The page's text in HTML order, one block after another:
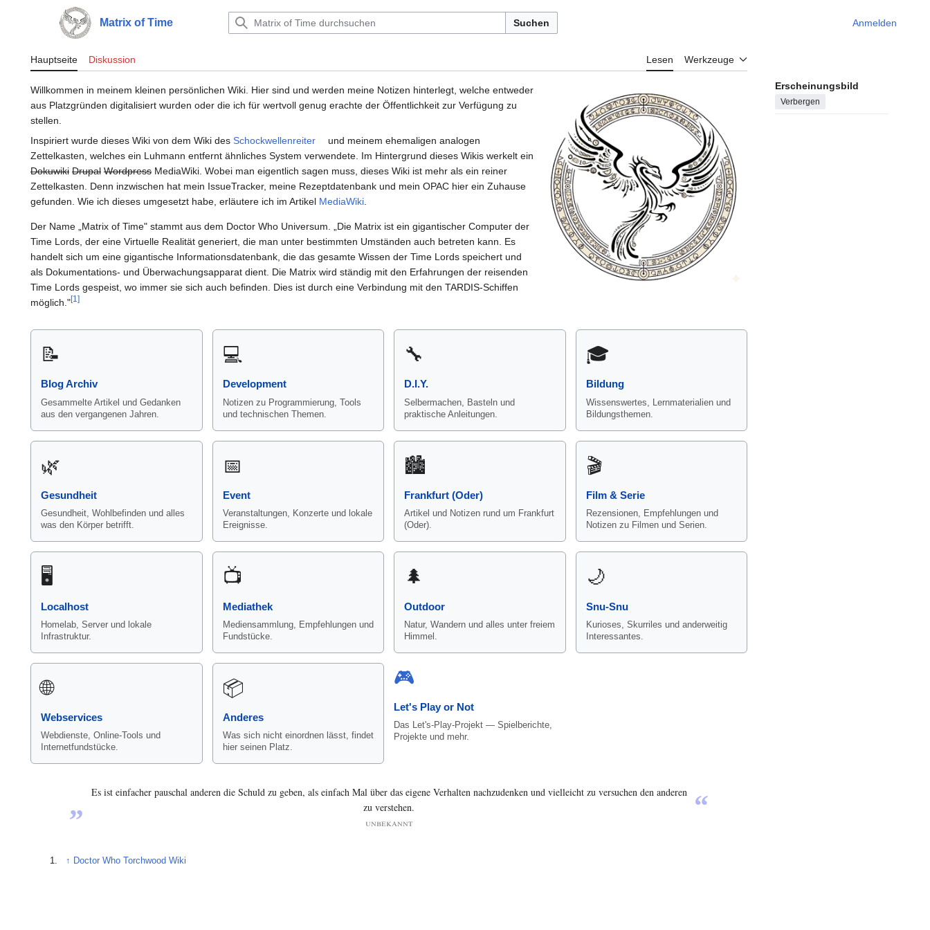
Hauptmenü Matrix of Time Suchen Anmelden
Hauptseite Diskussion Lesen Werkzeuge
Erscheinungsbild
Verbergen
Willkommen in meinem kleinen persönlichen Wiki. Hier sind und werden meine Notizen hinterlegt, welche entweder
aus Platzgründen digitalisiert wurden oder die ich für wertvoll genug erachte der Öffentlichkeit zur Verfügung zu
stellen.
Inspiriert wurde dieses Wiki von dem Wiki des Schockwellenreiter
und meinem ehemaligen analogen
Zettelkasten, welches ein Luhmann entfernt ähnliches System verwendete. Im Hintergrund dieses Wikis werkelt ein
Dokuwiki Drupal Wordpress MediaWiki. Wobei man eigentlich sagen muss, dieses Wiki ist mehr als ein reiner
Zettelkasten. Denn inzwischen hat mein IssueTracker, meine Rezeptdatenbank und mein OPAC hier ein Zuhause
gefunden. Wie ich dieses umgesetzt habe, erläutere ich im Artikel MediaWiki
Der Name „Matrix of Time" stammt aus dem Doctor Who Universum. „Die Matrix ist ein gigantischer Computer der
Time Lords, der eine Virtuelle Realität generiert, die man unter bestimmten Umständen auch betreten kann. Es
handelt sich um eine gigantische Informationsdatenbank, die das gesamte Wissen der Time Lords speichert und
als Dokumentations- und Überwachungsapparat dient. Die Matrix wird ständig mit den Erfahrungen der reisenden
Time Lords gespeist, wo immer sie sich auch befinden. Dies ist durch eine Verbindung mit den TARDIS-Schiffen
möglich."[1 ]
📝
Blog Archiv
Gesammelte Artikel und Gedanken
aus den vergangenen Jahren.
💻
Development
Notizen zu Programmierung, Tools
und technischen Themen.
🔧
D.I.Y.
Selbermachen, Basteln und
praktische Anleitungen.
🎓
Bildung
Wissenswertes, Lernmaterialien und
Bildungsthemen.
🌿
Gesundheit
Gesundheit, Wohlbefinden und alles
was den Körper betrifft.
📅
Event
Veranstaltungen, Konzerte und lokale
Ereignisse.
🏙️
Frankfurt (Oder)
Artikel und Notizen rund um Frankfurt
(Oder).
🎬
Film & Serie
Rezensionen, Empfehlungen und
Notizen zu Filmen und Serien.
🖥️
Localhost
Homelab, Server und lokale
Infrastruktur.
📺
Mediathek
Mediensammlung, Empfehlungen und
Fundstücke.
🌲
Outdoor
Natur, Wandern und alles unter freiem
Himmel.
🌙
Snu-Snu
Kurioses, Skurriles und anderweitig
Interessantes.
🌐
Webservices
Webdienste, Online-Tools und
Internetfundstücke.
📦
Anderes
Was sich nicht einordnen lässt, findet
hier seinen Platz.
🎮
Let's Play or Not
Das Let's-Play-Projekt — Spielberichte,
Projekte und mehr.
„
Es ist einfacher pauschal anderen die Schuld zu geben, als einfach Mal über das eigene Verhalten nachzudenken und vielleicht zu versuchen den anderen
zu verstehen.
unbekannt
“
↑ Doctor Who Torchwood Wiki